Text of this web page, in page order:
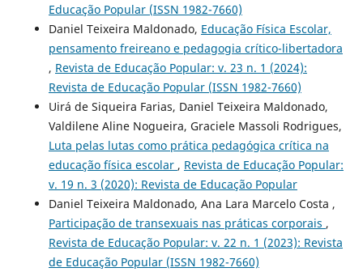
Educação Popular (ISSN 1982-7660)
Daniel Teixeira Maldonado, Educação Física Escolar,
pensamento freireano e pedagogia crítico-libertadora
, Revista de Educação Popular: v. 23 n. 1 (2024):
Revista de Educação Popular (ISSN 1982-7660)
Uirá de Siqueira Farias, Daniel Teixeira Maldonado,
Valdilene Aline Nogueira, Graciele Massoli Rodrigues,
Luta pelas lutas como prática pedagógica crítica na
educação física escolar , Revista de Educação Popular:
v. 19 n. 3 (2020): Revista de Educação Popular
Daniel Teixeira Maldonado, Ana Lara Marcelo Costa ,
Participação de transexuais nas práticas corporais ,
Revista de Educação Popular: v. 22 n. 1 (2023): Revista
de Educação Popular (ISSN 1982-7660)